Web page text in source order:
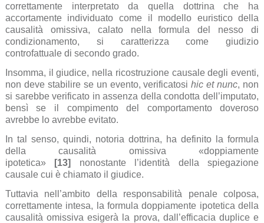
correttamente interpretato da quella dottrina che ha
accortamente individuato come il modello euristico della
causalità omissiva, calato nella formula del nesso di
condizionamento, si caratterizza come giudizio
controfattuale di secondo grado.
Insomma, il giudice, nella ricostruzione causale degli eventi,
non deve stabilire se un evento, verificatosihic et nunc, non
si sarebbe verificato in assenza della condotta dell’imputato,
bensì se il compimento del comportamento doveroso
avrebbe lo avrebbe evitato.
In tal senso, quindi, notoria dottrina, ha definito la formula
della causalità omissiva «doppiamente
ipotetica»
[13]
nonostante l’identità della spiegazione
causale cui è chiamato il giudice.
Tuttavia nell’ambito della responsabilità penale colposa,
correttamente intesa, la formula doppiamente ipotetica della
causalità omissiva esigerà la prova, dall’efficacia duplice e